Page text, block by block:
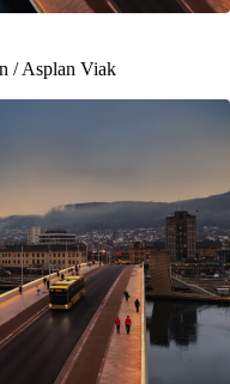
/ Asplan Viak